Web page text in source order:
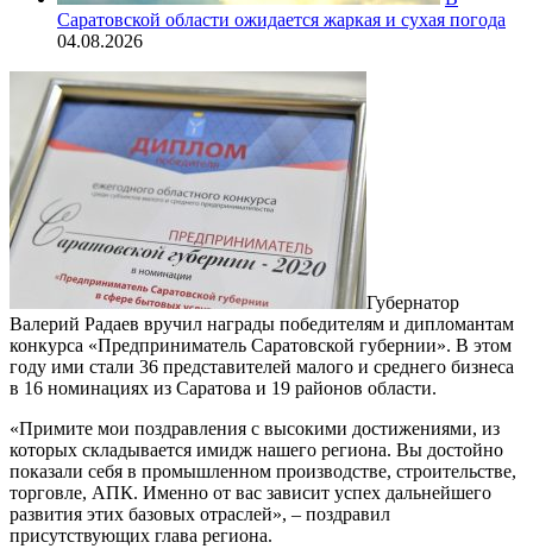
Саратовской области ожидается жаркая и сухая погода
04.08.2026
Губернатор
Валерий Радаев вручил награды победителям и дипломантам
конкурса «Предприниматель Саратовской губернии». В этом
году ими стали 36 представителей малого и среднего бизнеса
в 16 номинациях из Саратова и 19 районов области.
«Примите мои поздравления с высокими достижениями, из
которых складывается имидж нашего региона. Вы достойно
показали себя в промышленном производстве, строительстве,
торговле, АПК. Именно от вас зависит успех дальнейшего
развития этих базовых отраслей», – поздравил
присутствующих глава региона.